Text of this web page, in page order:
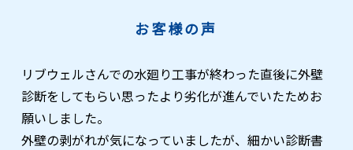
お客様の声
リブウェルさんでの水廻り工事が終わった直後に外壁
診断をしてもらい思ったより劣化が進んでいたためお
願いしました。
外壁の剥がれが気になっていましたが、細かい診断書